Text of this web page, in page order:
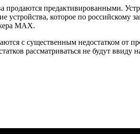
предактивированными.
которое по российскому
MAX.
с существенным недостатком от
рассматриваться не будут